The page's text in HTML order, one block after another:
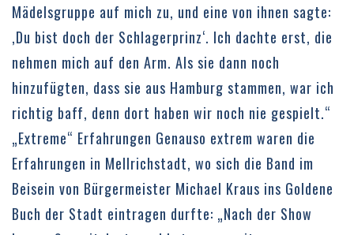
Mädelsgruppe auf mich zu, und eine von ihnen sagte:
,Du bist doch der Schlagerprinz‘. Ich dachte erst, die
nehmen mich auf den Arm. Als sie dann noch
hinzufügten, dass sie aus Hamburg stammen, war ich
richtig baff, denn dort haben wir noch nie gespielt.“
„Extreme“ Erfahrungen Genauso extrem waren die
Erfahrungen in Mellrichstadt, wo sich die Band im
Beisein von Bürgermeister Michael Kraus ins Goldene
Buch der Stadt eintragen durfte: „Nach der Show